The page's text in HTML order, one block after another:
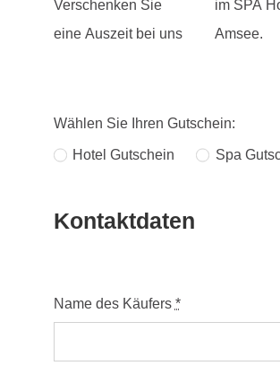
Verschenken Sie
eine Auszeit bei uns
im SPA Hotel
Amsee.
Wählen Sie Ihren Gutschein:
Hotel Gutschein Spa
Kontaktdaten
Name des Käufers *